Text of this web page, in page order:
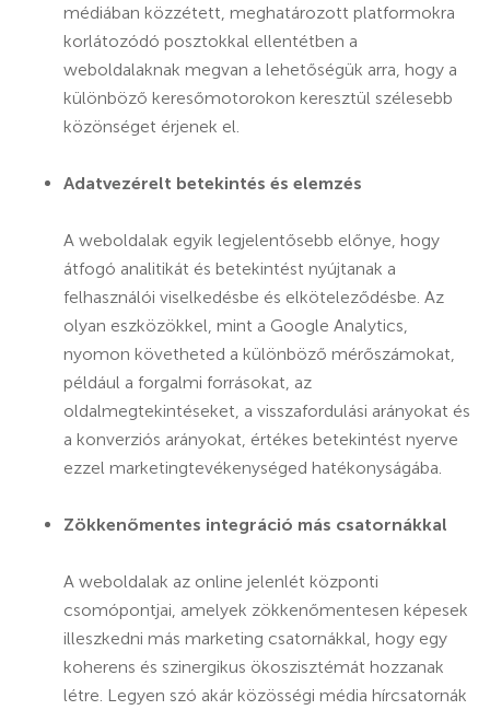
médiában közzétett, meghatározott platformokra
korlátozódó posztokkal ellentétben a
weboldalaknak megvan a lehetőségük arra, hogy a
különböző keresőmotorokon keresztül szélesebb
közönséget érjenek el.
Adatvezérelt betekintés és elemzés
A weboldalak egyik legjelentősebb előnye, hogy
átfogó analitikát és betekintést nyújtanak a
felhasználói viselkedésbe és elköteleződésbe. Az
olyan eszközökkel, mint a Google Analytics,
nyomon követheted a különböző mérőszámokat,
például a forgalmi forrásokat, az
oldalmegtekintéseket, a visszafordulási arányokat és
a konverziós arányokat, értékes betekintést nyerve
ezzel marketingtevékenységed hatékonyságába.
Zökkenőmentes integráció más csatornákkal
A weboldalak az online jelenlét központi
csomópontjai, amelyek zökkenőmentesen képesek
illeszkedni más marketing csatornákkal, hogy egy
koherens és szinergikus ökoszisztémát hozzanak
létre. Legyen szó akár közösségi média hírcsatornák